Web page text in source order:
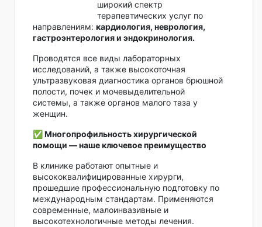
широкий спектр
терапевтических услуг по
направлениям: кардиология, неврология,
гастроэнтерология и эндокринология.
Проводятся все виды лабораторных
исследований, а также высокоточная
ультразвуковая диагностика органов брюшной
полости, почек и мочевыделительной
системы, а также органов малого таза у
женщин.
✅ Многопрофильность хирургической
помощи — наше ключевое преимущество
В клинике работают опытные и
высококвалифицированные хирурги,
прошедшие профессиональную подготовку по
международным стандартам. Применяются
современные, малоинвазивные и
высокотехнологичные методы лечения.